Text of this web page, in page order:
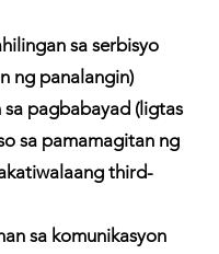
sa serbisyo
ng panalangin)
pagbabayad (ligtas
sa pamamagitan ng
third-
sa komunikasyon